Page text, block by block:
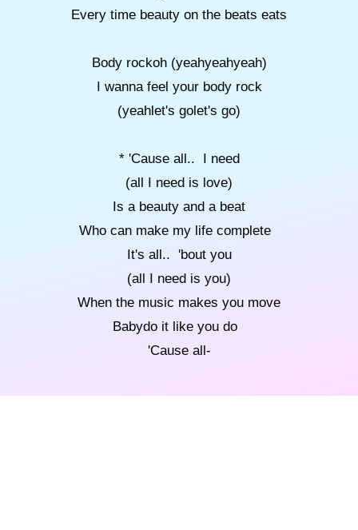
Every time beauty on the beats eats
Body rockoh (yeahyeahyeah)
I wanna feel your body rock
(yeahlet's golet's go)
* 'Cause all.. I need
(all I need is love)
Is a beauty and a beat
Who can make my life complete
It's all.. 'bout you
(all I need is you)
When the music makes you move
Babydo it like you do
'Cause all-